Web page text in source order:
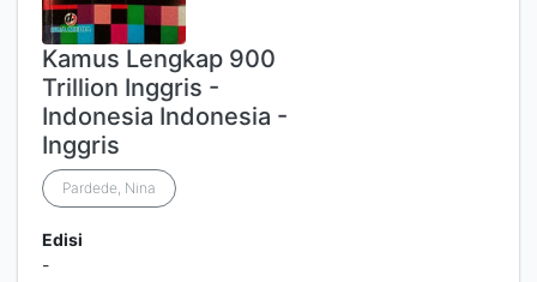
Kamus Lengkap 900
Trillion Inggris -
Indonesia Indonesia -
Inggris
Pardede, Nina
Edisi
-